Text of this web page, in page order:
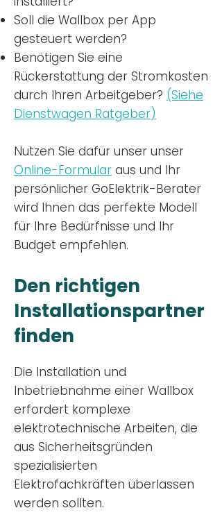
Soll die Wallbox per App
gesteuert werden?
Benötigen Sie eine
Rückerstattung der Stromkosten
durch Ihren Arbeitgeber? (Siehe
Dienstwagen Ratgeber)
Nutzen Sie dafür unser unser
Online-Formular aus und Ihr
persönlicher GoElektrik-Berater
wird Ihnen das perfekte Modell
für Ihre Bedürfnisse und Ihr
Budget empfehlen.
Den richtigen
Installationspartner
finden
Die Installation und
Inbetriebnahme einer Wallbox
erfordert komplexe
elektrotechnische Arbeiten, die
aus Sicherheitsgründen
spezialisierten
Elektrofachkräften überlassen
werden sollten.